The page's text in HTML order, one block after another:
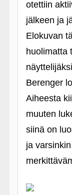
otettiin
jälkeen ja
Elokuvan
huolimatta
Berenger
Aiheesta
muuten
siinä on
ja